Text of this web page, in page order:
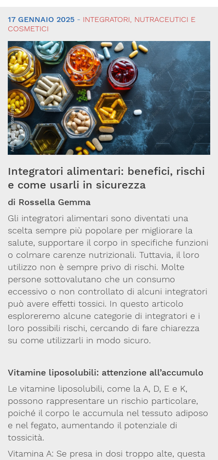
Tutti
gli
articoli
Sicurezza
degli
alimenti
Ambiente
e
salute
Sostanze
chimiche
Sanità
pubblica
Ricerca
Sostanze
d'abuso
Integratori,
nutraceutici
e
news
17 GENNAIO 2025 - INTEGRATORI, NUTRACEUTICI E
COSMETICI
Integratori alimentari: benefici, rischi
e come usarli in sicurezza
di Rossella Gemma
Gli integratori alimentari sono diventati una
scelta sempre più popolare per migliorare la
salute, supportare il corpo in specifiche funzioni
o colmare carenze nutrizionali. Tuttavia, il loro
utilizzo non è sempre privo di rischi. Molte
persone sottovalutano che un consumo
eccessivo o non controllato di alcuni integratori
può avere effetti tossici. In questo articolo
esploreremo alcune categorie di integratori e i
loro possibili rischi, cercando di fare chiarezza
su come utilizzarli in modo sicuro.
Vitamine liposolubili: attenzione all’accumulo
Le vitamine liposolubili, come la A, D, E e K,
possono rappresentare un rischio particolare,
poiché il corpo le accumula nel tessuto adiposo
e nel fegato, aumentando il potenziale di
tossicità.
Vitamina A: Se presa in dosi troppo alte, questa